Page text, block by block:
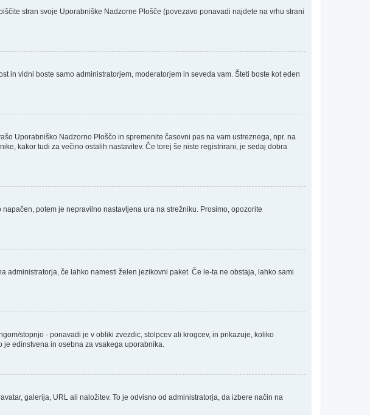
stran svoje Uporabniške Nadzorne Plošče (povezavo ponavadi najdete na vrhu strani
in vidni boste samo administratorjem, moderatorjem in seveda vam. Šteti boste kot eden
Uporabniško Nadzorno Ploščo in spremenite časovni pas na vam ustreznega, npr. na
kakor tudi za večino ostalih nastavitev. Če torej še niste registrirani, je sedaj dobra
potem je nepravilno nastavljena ura na strežniku. Prosimo, opozorite
če lahko namesti želen jezikovni paket. Če le-ta ne obstaja, lahko sami
stopnjo - ponavadi je v obliki zvezdic, stolpcev ali krogcev, in prikazuje, koliko
edinstvena in osebna za vsakega uporabnika.
galerija, URL ali naložitev. To je odvisno od administratorja, da izbere način na